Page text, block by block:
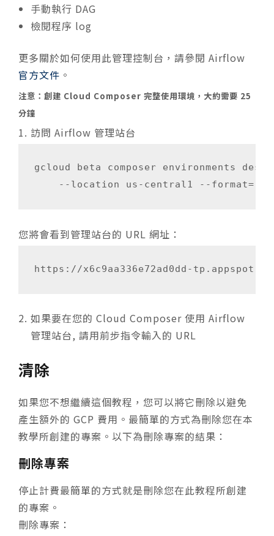
手動執行 DAG
檢閱程序 log
更多關於如何使用此管理控制台，請參閱 Airflow
官方文件 。
注意：創建 Cloud Composer 完整使用環境，大約需要 25
分鐘
1. 訪問 Airflow 管理站台
gcloud beta composer environments
您將會看到管理站台的 URL 網址：
https://x6c9aa336e72ad0dd-
如果要在您的 Cloud Composer 使用 Airflow
管理站台, 請用前步指令輸入的 URL
清除
如果您不想繼續這個教程，您可以將它刪除以避免
產生額外的 GCP 費用。最簡單的方式為刪除您在本
教學所創建的專案。以下為刪除專案的結果：
刪除專案
停止計費最簡單的方式就是刪除您在此教程所創建
的專案。
刪除專案：